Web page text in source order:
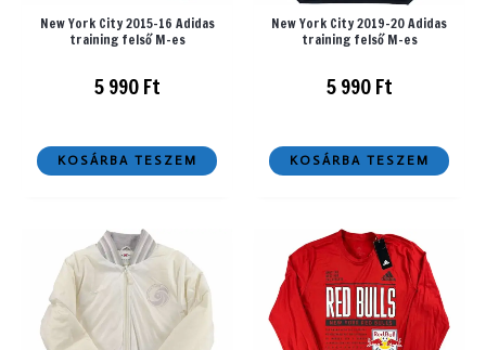
New York City 2015-16 Adidas
training felső M-es
5 990Ft
KOSÁRBA TESZEM
New York City 2019-20 Adidas
training felső M-es
5 990Ft
KOSÁRBA TESZEM